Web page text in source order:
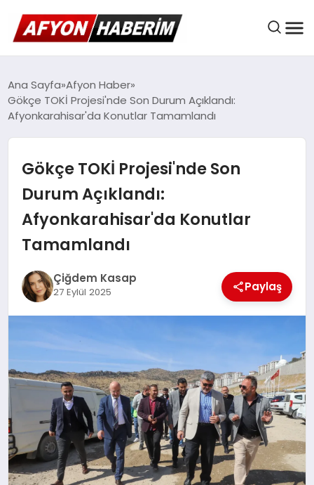
AFYON HABER
GÜNDEM
BELEDIYELER
EKONOMI
DÜNYA
MAGAZIN
SAĞLIK
Ana Sayfa Afyon Haber
Gökçe TOKİ Projesi'nde Son Durum Açıklandı:
Afyonkarahisar'da Konutlar Tamamlandı
Gökçe TOKİ Projesi'nde Son
Durum Açıklandı:
Afyonkarahisar'da Konutlar
Tamamlandı
Çiğdem Kasap
27 Eylül 2025 Paylaş